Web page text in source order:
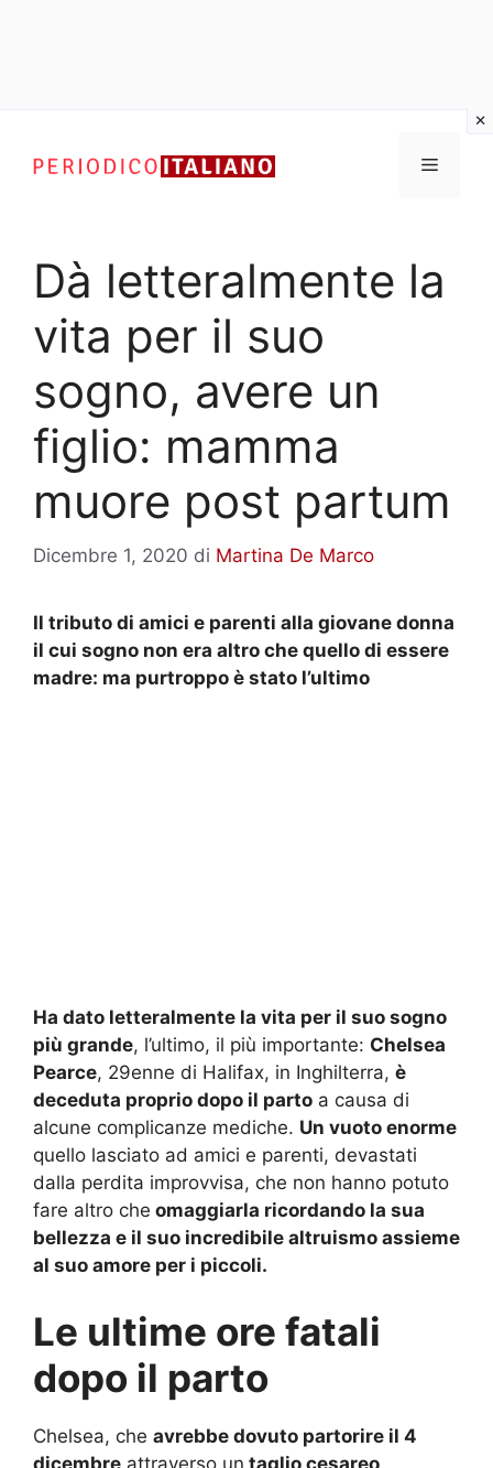
contenuto
Menu
Dà letteralmente la
vita per il suo
sogno, avere un
figlio: mamma
muore post partum
Dicembre 1, 2020 di Martina De Marco
Il tributo di amici e parenti alla giovane donna
il cui sogno non era altro che quello di essere
madre: ma purtroppo è stato l’ultimo
Ha dato letteralmente la vita per il suo sogno
più grande, l’ultimo, il più importante: Chelsea
Pearce, 29enne di Halifax, in Inghilterra, è
deceduta proprio dopo il parto a causa di
alcune complicanze mediche. Un vuoto enorme
quello lasciato ad amici e parenti, devastati
dalla perdita improvvisa, che non hanno potuto
fare altro che omaggiarla ricordando la sua
bellezza e il suo incredibile altruismo assieme
al suo amore per i piccoli.
Le ultime ore fatali
dopo il parto
Chelsea, che avrebbe dovuto partorire il 4
dicembre attraverso un taglio cesareo